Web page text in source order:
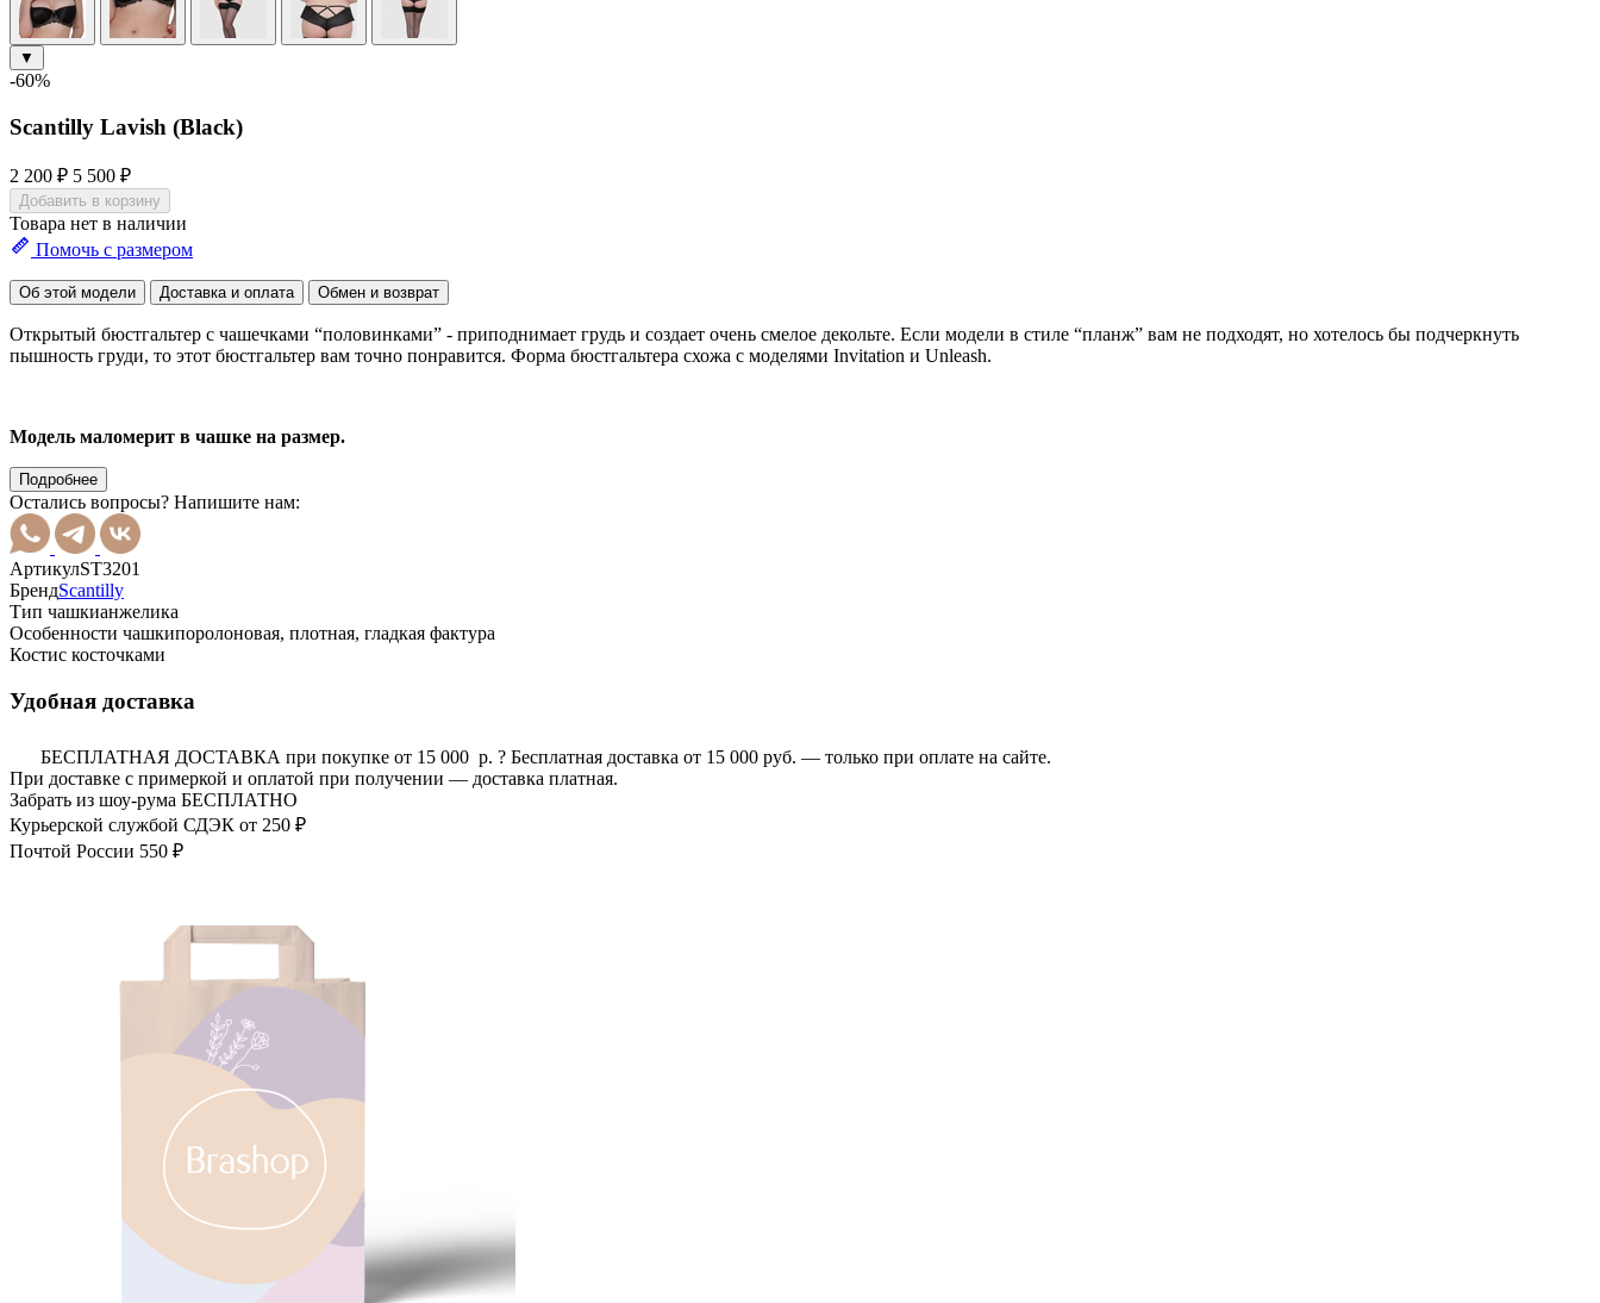
▼
-60%
Scantilly Lavish (Black)
2 200 ₽ 5 500 ₽
Добавить в корзину
Товара нет в наличии
Помочь с размером
Об этой модели Доставка и оплата Обмен и возврат
Открытый бюстгальтер с чашечками “половинками” - приподнимает грудь и создает очень смелое декольте. Если модели в стиле “планж” вам не подходят, но хотелось бы подчеркнуть
пышность груди, то этот бюстгальтер вам точно понравится. Форма бюстгальтера схожа с моделями Invitation и Unleash.
Модель маломерит в чашке на размер.
Подробнее
Остались вопросы? Напишите нам:
АртикулST3201
БрендScantilly
Тип чашкианжелика
Особенности чашкипоролоновая, плотная, гладкая фактура
Костис косточками
Удобная доставка
БЕСПЛАТНАЯ ДОСТАВКА при покупке от 15 000 р. ? Бесплатная доставка от 15 000 руб. — только при оплате на сайте.
При доставке с примеркой и оплатой при получении — доставка платная.
Забрать из шоу-рума БЕСПЛАТНО
Курьерской службой СДЭК от 250 ₽
Почтой России 550 ₽